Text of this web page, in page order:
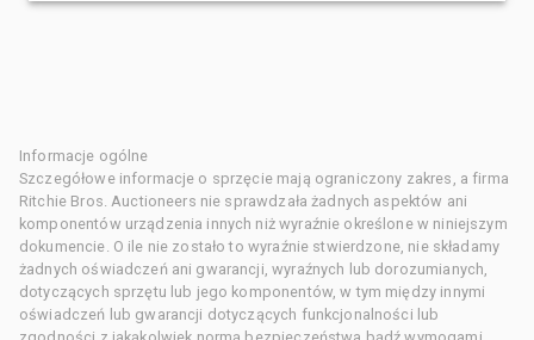
Informacje ogólne
Szczegółowe informacje o sprzęcie mają ograniczony zakres, a firma
Ritchie Bros. Auctioneers nie sprawdzała żadnych aspektów ani
komponentów urządzenia innych niż wyraźnie określone w niniejszym
dokumencie. O ile nie zostało to wyraźnie stwierdzone, nie składamy
żadnych oświadczeń ani gwarancji, wyraźnych lub dorozumianych,
dotyczących sprzętu lub jego komponentów, w tym między innymi
oświadczeń lub gwarancji dotyczących funkcjonalności lub